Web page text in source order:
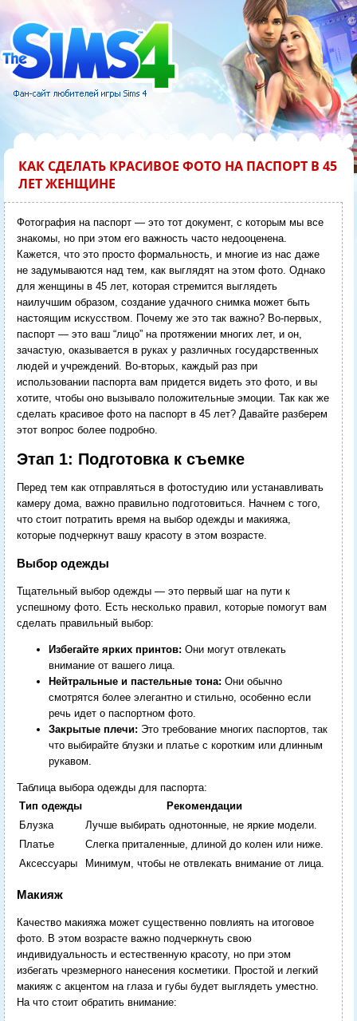
КАК СДЕЛАТЬ КРАСИВОЕ ФОТО НА ПАСПОРТ В 45
ЛЕТ ЖЕНЩИНЕ
Фотография на паспорт — это тот документ, с которым мы все
знакомы, но при этом его важность часто недооценена.
Кажется, что это просто формальность, и многие из нас даже
не задумываются над тем, как выглядят на этом фото. Однако
для женщины в 45 лет, которая стремится выглядеть
наилучшим образом, создание удачного снимка может быть
настоящим искусством. Почему же это так важно? Во-первых,
паспорт — это ваш “лицо” на протяжении многих лет, и он,
зачастую, оказывается в руках у различных государственных
людей и учреждений. Во-вторых, каждый раз при
использовании паспорта вам придется видеть это фото, и вы
хотите, чтобы оно вызывало положительные эмоции. Так как же
сделать красивое фото на паспорт в 45 лет? Давайте разберем
этот вопрос более подробно.
Этап 1: Подготовка к съемке
Перед тем как отправляться в фотостудию или устанавливать
камеру дома, важно правильно подготовиться. Начнем с того,
что стоит потратить время на выбор одежды и макияжа,
которые подчеркнут вашу красоту в этом возрасте.
Выбор одежды
Тщательный выбор одежды — это первый шаг на пути к
успешному фото. Есть несколько правил, которые помогут вам
сделать правильный выбор:
Избегайте ярких принтов: Они могут отвлекать
внимание от вашего лица.
Нейтральные и пастельные тона: Они обычно
смотрятся более элегантно и стильно, особенно если
речь идет о паспортном фото.
Закрытые плечи: Это требование многих паспортов, так
что выбирайте блузки и платье с коротким или длинным
рукавом.
Таблица выбора одежды для паспорта:
Тип одежды
Рекомендации
Блузка
Лучше выбирать однотонные, не яркие модели.
Платье
Слегка приталенные, длиной до колен или ниже.
Аксессуары
Минимум, чтобы не отвлекать внимание от лица.
Макияж
Качество макияжа может существенно повлиять на итоговое
фото. В этом возрасте важно подчеркнуть свою
индивидуальность и естественную красоту, но при этом
избегать чрезмерного нанесения косметики. Простой и легкий
макияж с акцентом на глаза и губы будет выглядеть уместно.
На что стоит обратить внимание: